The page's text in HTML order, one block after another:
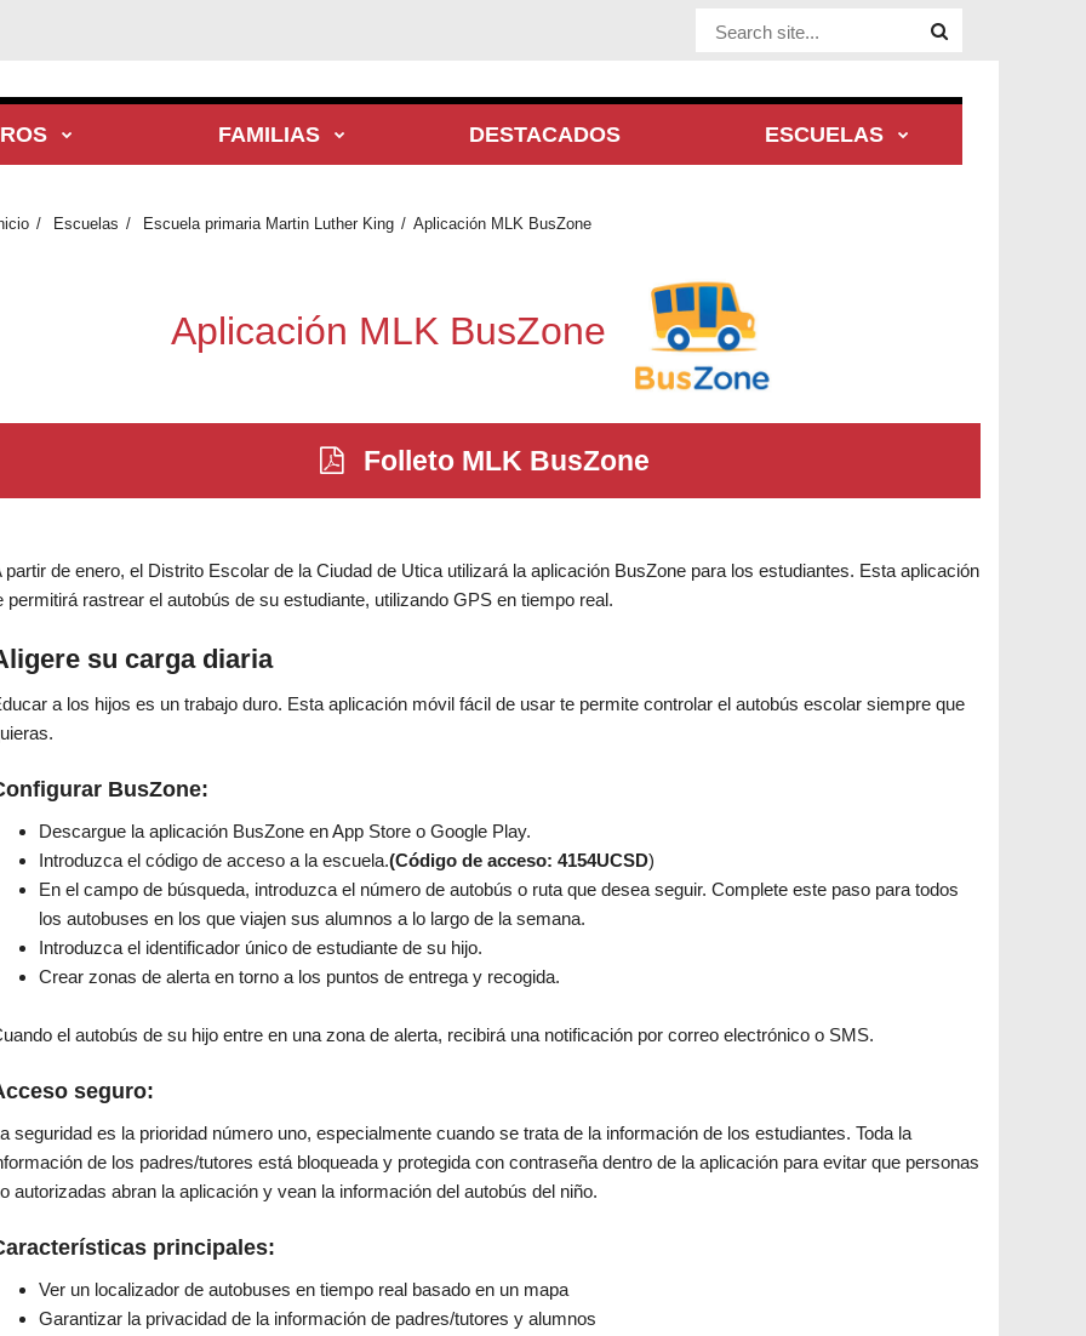
Website Site
FAMILIAS DESTACADOS ESCUELAS
Escuelas Escuela primaria Martin Luther King Aplicación MLK BusZone
Aplicación MLK BusZone
Folleto MLK BusZone
partir de enero, el Distrito Escolar de la Ciudad de Utica utilizará la aplicación BusZone para los estudiantes. Esta aplicación
permitirá rastrear el autobús de su estudiante, utilizando GPS en tiempo real.
su carga diaria
a los hijos es un trabajo duro. Esta aplicación móvil fácil de usar te permite controlar el autobús escolar siempre que
BusZone:
Descargue la aplicación BusZone en App Store o Google Play.
Introduzca el código de acceso a la escuela.(Código de acceso: 4154UCSD)
En el campo de búsqueda, introduzca el número de autobús o ruta que desea seguir. Complete este paso para todos
los autobuses en los que viajen sus alumnos a lo largo de la semana.
Introduzca el identificador único de estudiante de su hijo.
Crear zonas de alerta en torno a los puntos de entrega y recogida.
el autobús de su hijo entre en una zona de alerta, recibirá una notificación por correo electrónico o SMS.
seguro:
seguridad es la prioridad número uno, especialmente cuando se trata de la información de los estudiantes. Toda la
de los padres/tutores está bloqueada y protegida con contraseña dentro de la aplicación para evitar que personas
autorizadas abran la aplicación y vean la información del autobús del niño.
principales:
Ver un localizador de autobuses en tiempo real basado en un mapa
Garantizar la privacidad de la información de padres/tutores y alumnos